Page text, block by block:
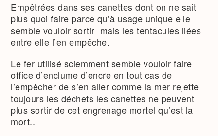
Empêtrées dans ses canettes dont on ne sait
plus quoi faire parce qu’à usage unique elle
semble vouloir sortir mais les tentacules liées
entre elle l’en empêche.
Le fer utilisé sciemment semble vouloir faire
office d’enclume d’encre en tout cas de
l’empêcher de s’en aller comme la mer rejette
toujours les déchets les canettes ne peuvent
plus sortir de cet engrenage mortel qu’est la
mort..